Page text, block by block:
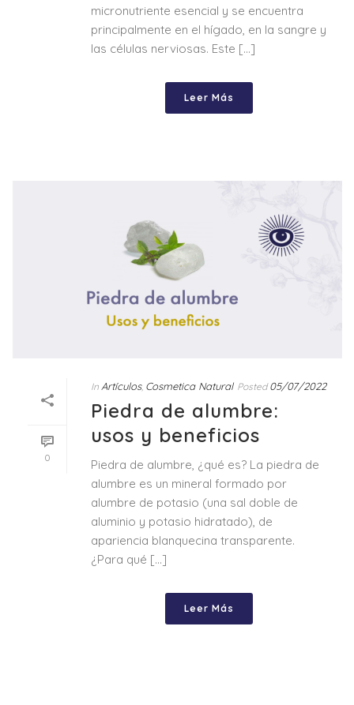
micronutriente esencial y se encuentra
principalmente en el hígado, en la sangre y
las células nerviosas. Este [...]
Leer Más
0
In Artículos, Cosmetica Natural Posted 05/07/2022
Piedra de alumbre:
usos y beneficios
Piedra de alumbre, ¿qué es? La piedra de
alumbre es un mineral formado por
alumbre de potasio (una sal doble de
aluminio y potasio hidratado), de
apariencia blanquecina transparente.
¿Para qué [...]
Leer Más